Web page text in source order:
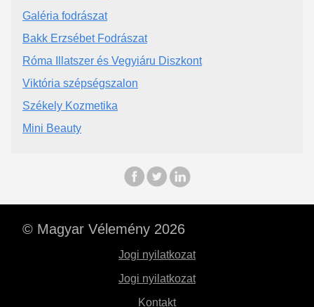
Galéria fodrászat
Bakk Erzsébet Fodrászat
Róma Illatszer és Vegyiáru Diszkont
Viktória szépségszalon
Székely Kozmetika
Mini Beauty
© Magyar Vélemény 2026
Jogi nyilatkozat
Jogi nyilatkozat
Kontakt